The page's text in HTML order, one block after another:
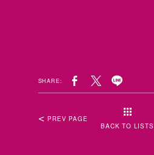
SHARE:
BACK TO LISTS
PREV PAGE